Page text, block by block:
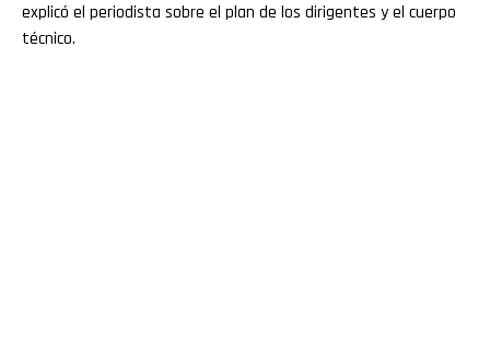
explicó el periodista sobre el plan de los dirigentes y el cuerpo
técnico.